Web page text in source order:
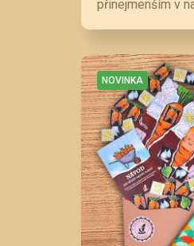
přinejmenším v
NOVINKA